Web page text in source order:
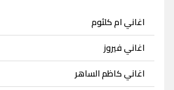
اغاني ام كلثوم
اغاني فيروز
اغاني كاظم الساهر